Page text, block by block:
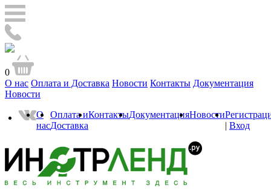
0
О нас Оплата и Доставка Новости Контакты Документация
Новости
О
нас
Оплата и
Доставка
КонтактыДокументацияНовости
| Вход